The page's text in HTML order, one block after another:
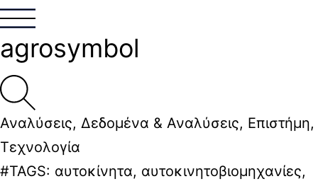
agrosymbol
Αναλύσεις, Δεδομένα & Αναλύσεις, Επιστήμη,
Τεχνολογία
#TAGS: αυτοκίνητα, αυτοκινητοβιομηχανίες,